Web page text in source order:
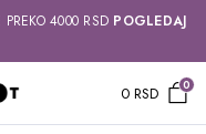
4000 RSD POGLEDAJ
0RSD 0